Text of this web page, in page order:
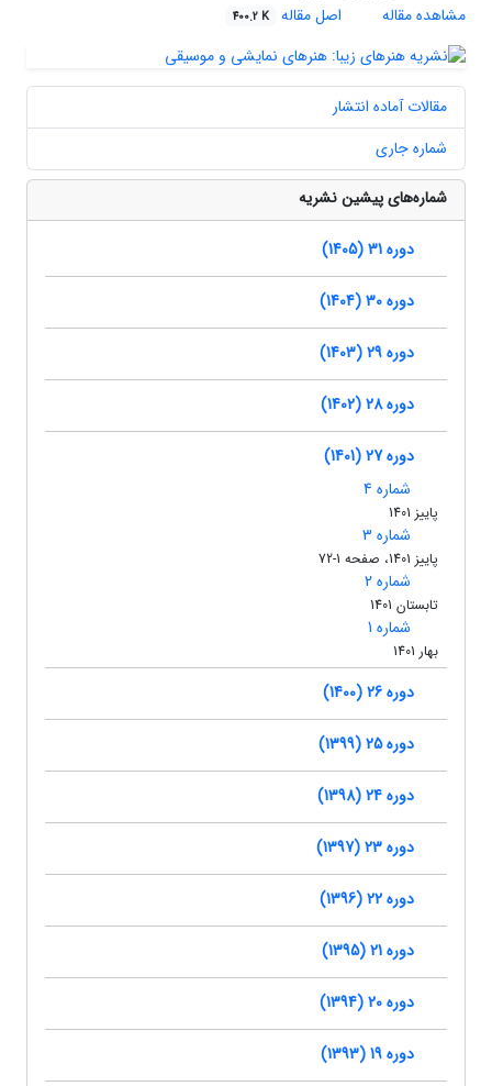
مشاهده مقاله
اصل مقاله 400.2 K
مقالات آماده انتشار
شماره جاری
شماره‌های پیشین نشریه
دوره 31 (1405)
دوره 30 (1404)
دوره 29 (1403)
دوره 28 (1402)
دوره 27 (1401)
شماره 4
پاییز 1401
شماره 3
پاییز 1401، صفحه 1-72
شماره 2
تابستان 1401
شماره 1
بهار 1401
دوره 26 (1400)
دوره 25 (1399)
دوره 24 (1398)
دوره 23 (1397)
دوره 22 (1396)
دوره 21 (1395)
دوره 20 (1394)
دوره 19 (1393)